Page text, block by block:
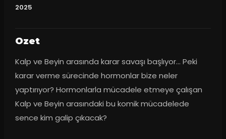
2025
Ozet
Kalp ve Beyin arasında karar savaşı başlıyor... Peki
karar verme sürecinde hormonlar bize neler
yaptırıyor? Hormonlarla mücadele etmeye çalışan
Kalp ve Beyin arasındaki bu komik mücadelede
sence kim galip çıkacak?